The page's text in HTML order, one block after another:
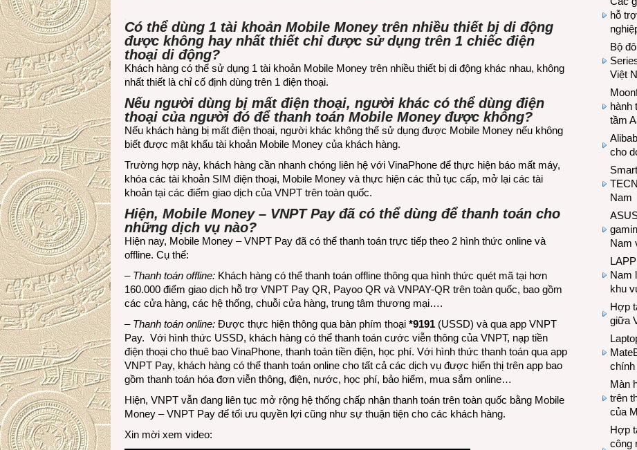
Có thể dùng 1 tài khoản Mobile Money trên nhiều thiết bị di động
được không hay nhất thiết chỉ được sử dụng trên 1 chiếc điện
thoại di động?
Khách hàng có thể sử dụng 1 tài khoản Mobile Money trên nhiều thiết bị di động khác nhau, không
nhất thiết là chỉ cố định dùng trên 1 điện thoại.
Nếu người dùng bị mất điện thoại, người khác có thể dùng điện
thoại của người đó để thanh toán Mobile Money được không?
Nếu khách hàng bị mất điện thoại, người khác không thể sử dụng được Mobile Money nếu không
biết được mật khẩu tài khoản Mobile Money của khách hàng.
Trường hợp này, khách hàng cần nhanh chóng liên hệ với VinaPhone để thực hiện báo mất máy,
khóa các tài khoản SIM điện thoại, Mobile Money và thực hiện các thủ tục cấp, mở lại các tài
khoản tại các điểm giao dịch của VNPT trên toàn quốc.
Hiện, Mobile Money – VNPT Pay đã có thể dùng để thanh toán cho
những dịch vụ nào?
Hiện nay, Mobile Money – VNPT Pay đã có thể thanh toán trực tiếp theo 2 hình thức online và
offline. Cụ thể:
– Thanh toán offline: Khách hàng có thể thanh toán offline thông qua hình thức quét mã tại hơn
160.000 điểm giao dịch hỗ trợ VNPT Pay QR, Payoo QR và VNPAY-QR trên toàn quốc, bao gồm
các cửa hàng, các hệ thống, chuỗi cửa hàng, trung tâm thương mại….
– Thanh toán online: Được thực hiện thông qua bàn phím thoại *9191 (USSD) và qua app VNPT
Pay. Với hình thức USSD, khách hàng có thể thanh toán cước viễn thông của VNPT, nạp tiền
điện thoại cho thuê bao VinaPhone, thanh toán tiền điện, học phí. Với hình thức thanh toán qua app
VNPT Pay, khách hàng có thể thanh toán online cho tất cả các dịch vụ được hiển thị trên app bao
gồm thanh toán hóa đơn viễn thông, điện, nước, học phí, bảo hiểm, mua sắm online…
Hiện, VNPT vẫn đang liên tục mở rộng hệ thống chấp nhận thanh toán trên toàn quốc bằng Mobile
Money – VNPT Pay để tối ưu quyền lợi cũng như sự thuận tiện cho các khách hàng.
Xin mời xem video:
hỗ
Bộ
Việt
hành
tầm
cho
Nam
Nam
Nam
khu
Hợp
giữa
Màn
trên
của
Hợp
công